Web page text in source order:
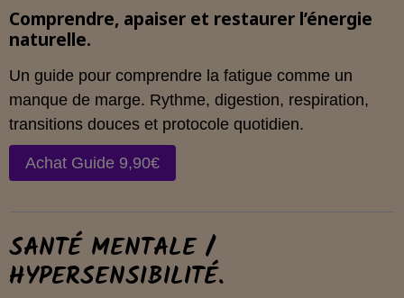
Comprendre, apaiser et restaurer l’énergie
naturelle.
Un guide pour comprendre la fatigue comme un
manque de marge. Rythme, digestion, respiration,
transitions douces et protocole quotidien.
Achat Guide 9,90€
SANTÉ MENTALE /
HYPERSENSIBILITÉ.